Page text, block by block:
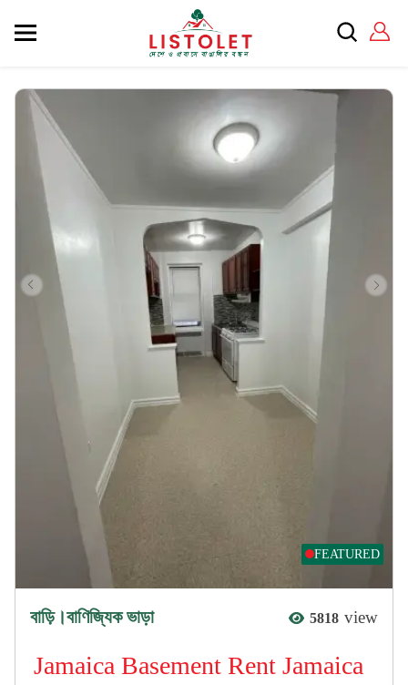
FEATURED
বাড়ি।বাণিজ্যিক ভাড়া 5818 view
Jamaica Basement Rent Jamaica